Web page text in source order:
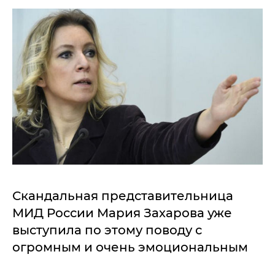
Скандальная представительница
МИД России Мария Захарова уже
выступила по этому поводу с
огромным и очень эмоциональным